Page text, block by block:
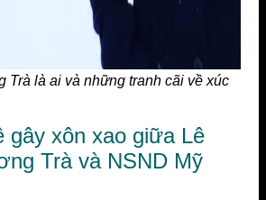
Trà là ai và những tranh cãi về xúc
gây xôn xao giữa Lê
Trà và NSND Mỹ